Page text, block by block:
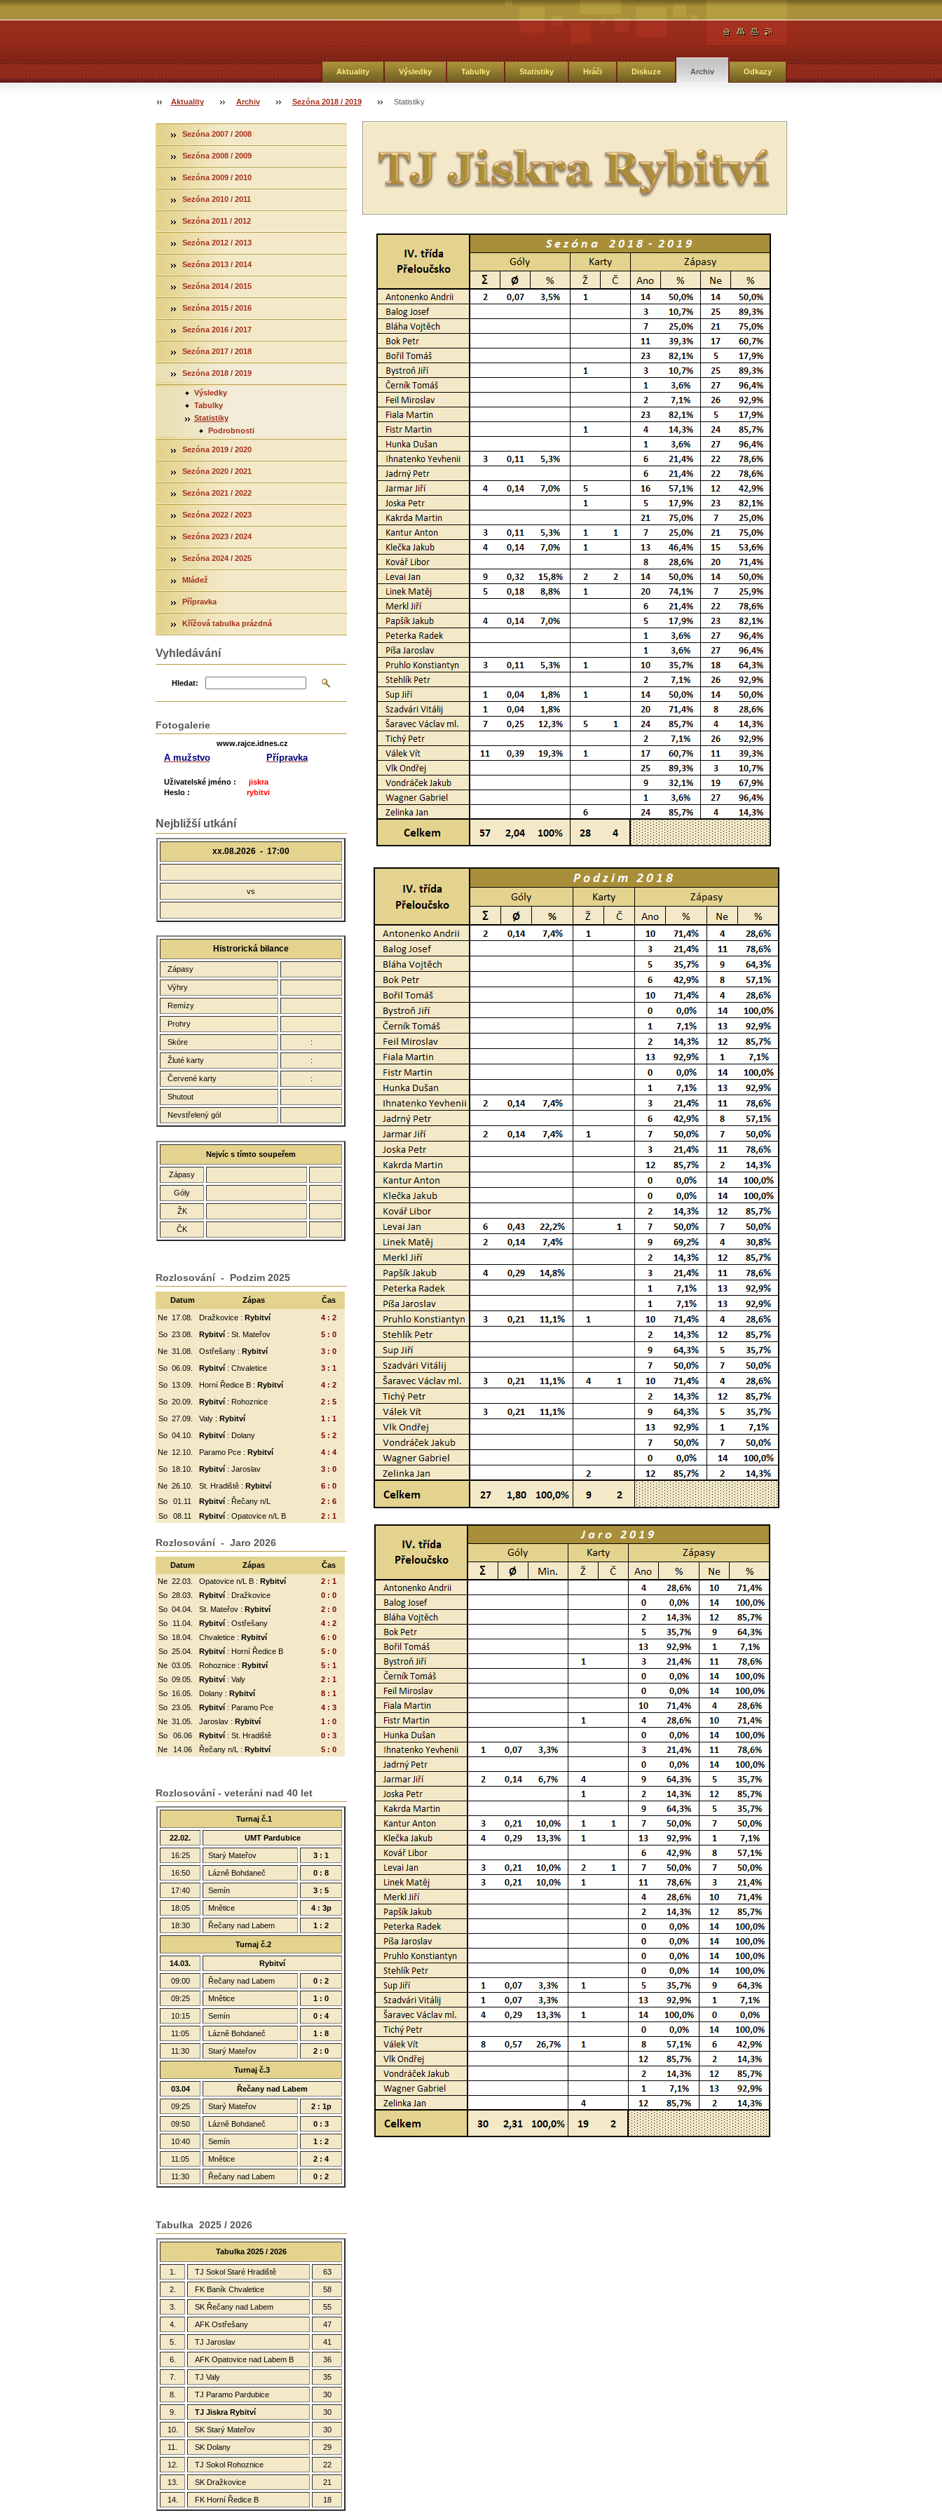
Aktuality Výsledky Tabulky Statistiky Hráči Diskuze Archiv Odkazy
Aktuality Archiv Sezóna 2018 / 2019 Statistiky
Sezóna 2007 / 2008
Sezóna 2008 / 2009
Sezóna 2009 / 2010
Sezóna 2010 / 2011
Sezóna 2011 / 2012
Sezóna 2012 / 2013
Sezóna 2013 / 2014
Sezóna 2014 / 2015
Sezóna 2015 / 2016
Sezóna 2016 / 2017
Sezóna 2017 / 2018
Sezóna 2018 / 2019
Výsledky
Tabulky
Statistiky
Podrobnosti
Sezóna 2019 / 2020
Sezóna 2020 / 2021
Sezóna 2021 / 2022
Sezóna 2022 / 2023
Sezóna 2023 / 2024
Sezóna 2024 / 2025
Mládež
Přípravka
Křížová tabulka prázdná
Vyhledávání
Hledat:
Fotogalerie
www.rajce.idnes.cz
A mužstvo Přípravka
Uživatelské jméno : jiskra
Heslo : rybitvi
Nejbližší utkání
xx.08.2026 - 17:00
vs
Histrorická bilance
Zápasy
Výhry
Remízy
Prohry
Skóre :
Žluté karty :
Červené karty :
Shutout
Nevstřelený gól
Nejvíc s tímto soupeřem
Zápasy
Góly
ŽK
ČK
Rozlosování - Podzim 2025
Datum Zápas Čas
Ne 17.08. Dražkovice : Rybitví
4 : 2
So 23.08. Rybitví: St. Mateřov
5 : 0
Ne 31.08. Ostřešany : Rybitví
3 : 0
So 06.09. Rybitví : Chvaletice
3 : 1
So
13.09. Horní Ředice B : Rybitví
4 : 2
So 20.09. Rybitví : Rohoznice
2 : 5
So 27.09. Valy : Rybitví
1 : 1
So 04.10. Rybitví : Dolany
5 : 2
Ne 12.10. Paramo Pce : Rybitví
4 : 4
So
18.10. Rybitví: Jaroslav
3 : 0
Ne 26.10. St. Hradiště : Rybitví
6 : 0
So
01.11 Rybitví: Řečany n/L
2 : 6
So
08.11 Rybitví: Opatovice n/L B 2 : 1
Rozlosování - Jaro 2026
Datum Zápas
Čas
Ne 22.03. Opatovice n/L B : Rybitví
2 : 1
So 28.03. Rybitví: Dražkovice
0 : 0
So 04.04. St. Mateřov : Rybitví
2 : 0
So
11.04. Rybitví : Ostřešany
4 : 2
So
18.04. Chvaletice : Rybitví
6 : 0
So 25.04. Rybitví : Horní Ředice B
5 : 0
Ne 03.05. Rohoznice : Rybitví
5 : 1
So 09.05. Rybitví : Valy
2 : 1
So
16.05. Dolany : Rybitví
8 : 1
So 23.05. Rybitví: Paramo Pce
4 : 3
Ne 31.05. Jaroslav : Rybitví
1 : 0
So
06.06 Rybitví: St. Hradiště
0 : 3
Ne
14.06 Řečany n/L : Rybitví 5 : 0
Rozlosování - veteráni nad 40 let
Turnaj č.1
22.02. UMT Pardubice
16:25 Starý Mateřov 3 : 1
16:50 Lázně Bohdaneč 0 : 8
17:40 Semín 3 : 5
18:05 Mnětice 4 : 3p
18:30 Řečany nad Labem 1 : 2
Turnaj č.2
14.03. Rybitví
09:00 Řečany nad Labem 0 : 2
09:25 Mnětice 1 : 0
10:15 Semín 0 : 4
11:05 Lázně Bohdaneč 1 : 8
11:30 Starý Mateřov 2 : 0
Turnaj č.3
03.04 Řečany nad Labem
09:25 Starý Mateřov 2 : 1p
09:50 Lázně Bohdaneč 0 : 3
10:40 Semín 1 : 2
11:05 Mnětice 2 : 4
11:30 Řečany nad Labem 0 : 2
Tabulka 2025 / 2026
Tabulka 2025 / 2026
1. TJ Sokol Staré Hradiště 63
2. FK Baník Chvaletice 58
3. SK Řečany nad Labem 55
4. AFK Ostřešany 47
5. TJ Jaroslav 41
6. AFK Opatovice nad Labem B 36
7. TJ Valy 35
8. TJ Paramo Pardubice 30
9. TJ Jiskra Rybitví 30
10. SK Starý Mateřov 30
11. SK Dolany 29
12. TJ Sokol Rohoznice 22
13. SK Dražkovice 21
14. FK Horní Ředice B 18